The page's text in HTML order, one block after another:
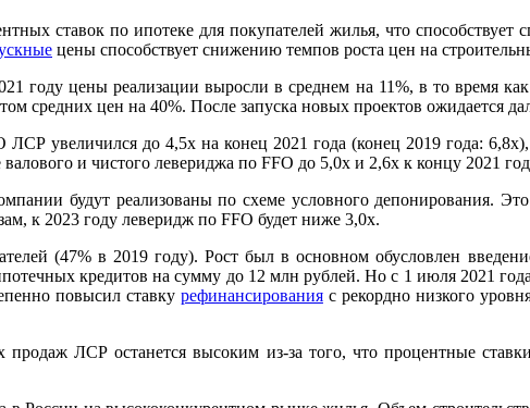
ставок по ипотеке для покупателей жилья, что способствует
цены способствует снижению темпов роста цен на
году цены реализации выросли в среднем на 11%, в то время
средних цен на 40%. После запуска новых проектов ожидается
увеличился до 4,5x на конец 2021 года (конец 2019 года:
и чистого левериджа по FFO до 5,0x и 2,6x к концу 2021
будут реализованы по схеме условного депонирования.
к 2023 году леверидж по FFO будет ниже 3,0x.
(47% в 2019 году). Рост был в основном обусловлен
кредитов на сумму до 12 млн рублей. Но с 1 июля 2021
повысил ставку рефинансированияс рекордно низкого
продаж ЛСР останется высоким из-за того, что процентные